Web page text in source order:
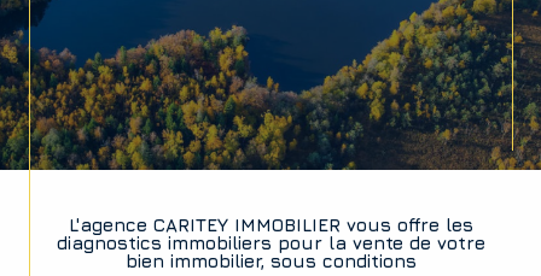
L'agence CARITEY IMMOBILIER vous offre les
diagnostics immobiliers pour la vente de votre
bien immobilier, sous conditions